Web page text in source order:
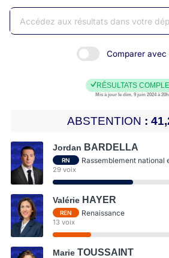
Comparer avec
RÉSULTATS
Mis à jour le dim. 9 juin 2024 à
ABSTENTION
Jordan BARDELLA
RN Rassemblement national
29 voix
Valérie HAYER
REN Renaissance
13 voix
Marie TOUSSAINT